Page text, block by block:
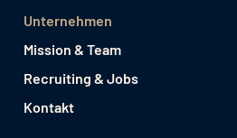
Unternehmen
Mission & Team
Recruiting & Jobs
Kontakt